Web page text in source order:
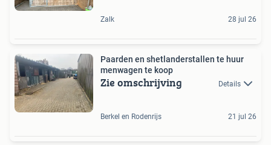
Zalk 28 jul 26
Paarden en shetlanderstallen te huur
menwagen te koop
Zie omschrijving Details
Berkel en Rodenrijs 21 jul 26